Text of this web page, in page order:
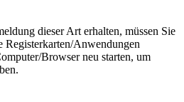
dieser Art erhalten, müssen Sie
Registerkarten/Anwendungen
Browser neu starten, um